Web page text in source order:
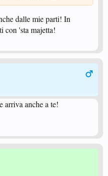
dalle mie parti! In
con 'sta majetta!
arriva anche a te!